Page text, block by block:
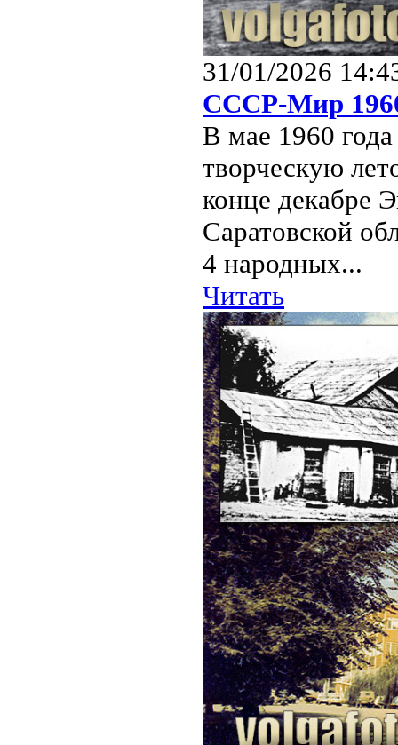
31/01/2026
СССР-Мир
В мае 1960
творческую
конце декабре
Саратовской
4 народных...
Читать